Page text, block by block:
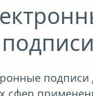
подписи
подписи
сфер